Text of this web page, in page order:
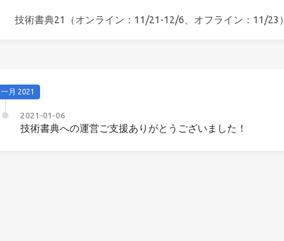
技術書典21（オンライン：11/21-12/6、オフライン：11/23）
一月 2021
2021-01-06
技術書典への運営ご支援ありがとうございました！